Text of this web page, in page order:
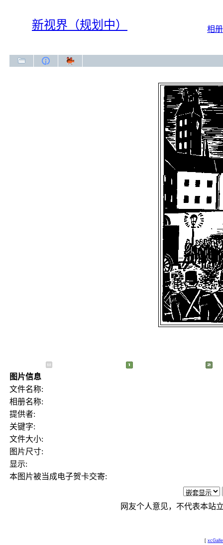
新视界（规划中） 相
图片信息
文件名称:
相册名称:
提供者:
关键字:
文件大小:
图片尺寸:
显示:
本图片被当成电子贺卡交寄:
网友个人意见，不代表本站
[